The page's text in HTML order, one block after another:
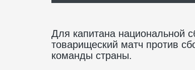
Для капитана национальной
товарищеский матч против
команды страны.